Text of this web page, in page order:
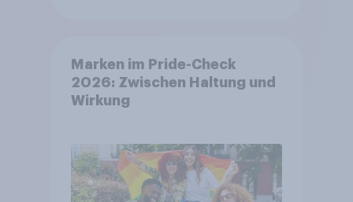
Marken im Pride-Check
2026: Zwischen Haltung und
Wirkung